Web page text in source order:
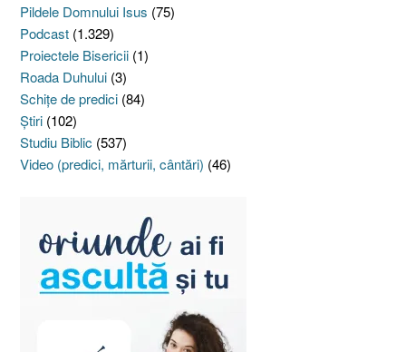
Pildele Domnului Isus (75)
Podcast (1.329)
Proiectele Bisericii (1)
Roada Duhului (3)
Schiţe de predici (84)
Ştiri (102)
Studiu Biblic (537)
Video (predici, mărturii, cântări) (46)